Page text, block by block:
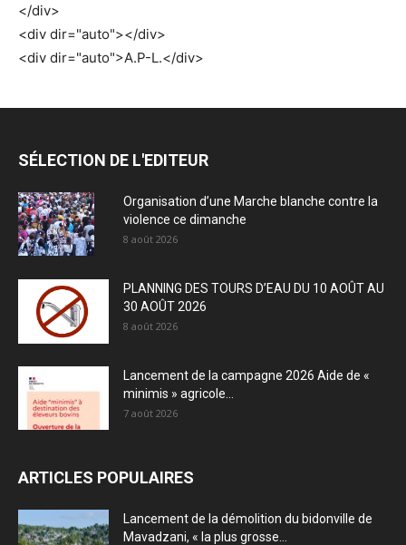
</div>
<div dir="auto"></div>
<div dir="auto">A.P-L.</div>
SÉLECTION DE L'EDITEUR
Organisation d’une Marche blanche contre la
violence ce dimanche
8 août 2026
PLANNING DES TOURS D’EAU DU 10 AOÛT AU
30 AOÛT 2026
8 août 2026
Lancement de la campagne 2026 Aide de «
minimis » agricole...
7 août 2026
ARTICLES POPULAIRES
Lancement de la démolition du bidonville de
Mavadzani, « la plus grosse...